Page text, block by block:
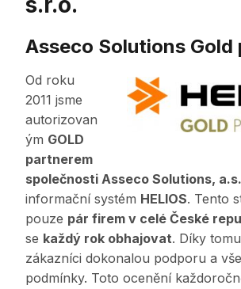
Asseco Solutions Gold
Od roku
2011 jsme
autorizovan
ým GOLD
partnerem
společnosti Asseco Solutions, a.s.
informační systém HELIOS. Tento
pouze pár firem v celé České
se každý rok obhajovat. Díky
zákazníci dokonalou podporu a
podmínky. Toto ocenění